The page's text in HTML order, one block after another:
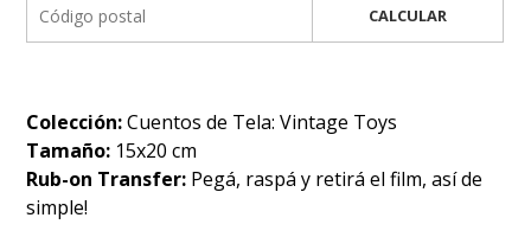
CALCULAR
Colección:Cuentos de Tela: Vintage Toys
Tamaño: 15x20 cm
Rub-on Transfer: Pegá, raspá y retirá el film, así de
simple!